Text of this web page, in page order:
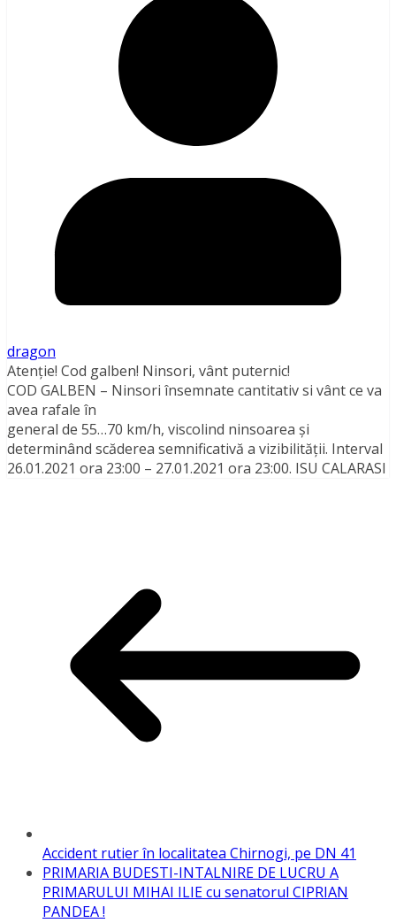
dragon
Atenție! Cod galben! Ninsori, vânt puternic!
COD GALBEN – Ninsori însemnate cantitativ si vânt ce va
avea rafale în
general de 55…70 km/h, viscolind ninsoarea și
determinând scăderea semnificativă a vizibilității. Interval
26.01.2021 ora 23:00 – 27.01.2021 ora 23:00. ISU CALARASI
Accident rutier în localitatea Chirnogi, pe DN 41
PRIMARIA BUDESTI-INTALNIRE DE LUCRU A
PRIMARULUI MIHAI ILIE cu senatorul CIPRIAN
PANDEA !